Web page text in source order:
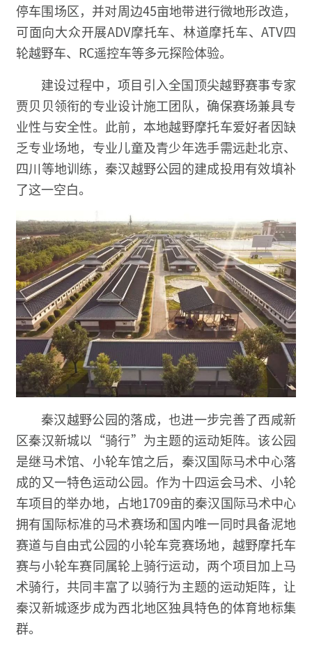
停车围场区，并对周边45亩地带进行微地形改造，
可面向大众开展ADV摩托车、林道摩托车、ATV四
轮越野车、RC遥控车等多元探险体验。
建设过程中，项目引入全国顶尖越野赛事专家
贾贝贝领衔的专业设计施工团队，确保赛场兼具专
业性与安全性。此前，本地越野摩托车爱好者因缺
乏专业场地，专业儿童及青少年选手需远赴北京、
四川等地训练，秦汉越野公园的建成投用有效填补
了这一空白。
秦汉越野公园的落成，也进一步完善了西咸新
区秦汉新城以“骑行”为主题的运动矩阵。该公园
是继马术馆、小轮车馆之后，秦汉国际马术中心落
成的又一特色运动公园。作为十四运会马术、小轮
车项目的举办地，占地1709亩的秦汉国际马术中心
拥有国际标准的马术赛场和国内唯一同时具备泥地
赛道与自由式公园的小轮车竞赛场地，越野摩托车
赛与小轮车赛同属轮上骑行运动，两个项目加上马
术骑行，共同丰富了以骑行为主题的运动矩阵，让
秦汉新城逐步成为西北地区独具特色的体育地标集
群。